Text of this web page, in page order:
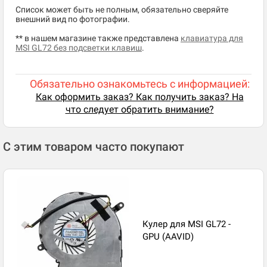
Список может быть не полным, обязательно сверяйте
внешний вид по фотографии.
** в нашем магазине также представлена клавиатура для
MSI GL72 без подсветки клавиш.
Обязательно ознакомьтесь с информацией:
Как оформить заказ? Как получить заказ? На
что следует обратить внимание?
С этим товаром часто покупают
Кулер для MSI GL72 -
GPU (AAVID)